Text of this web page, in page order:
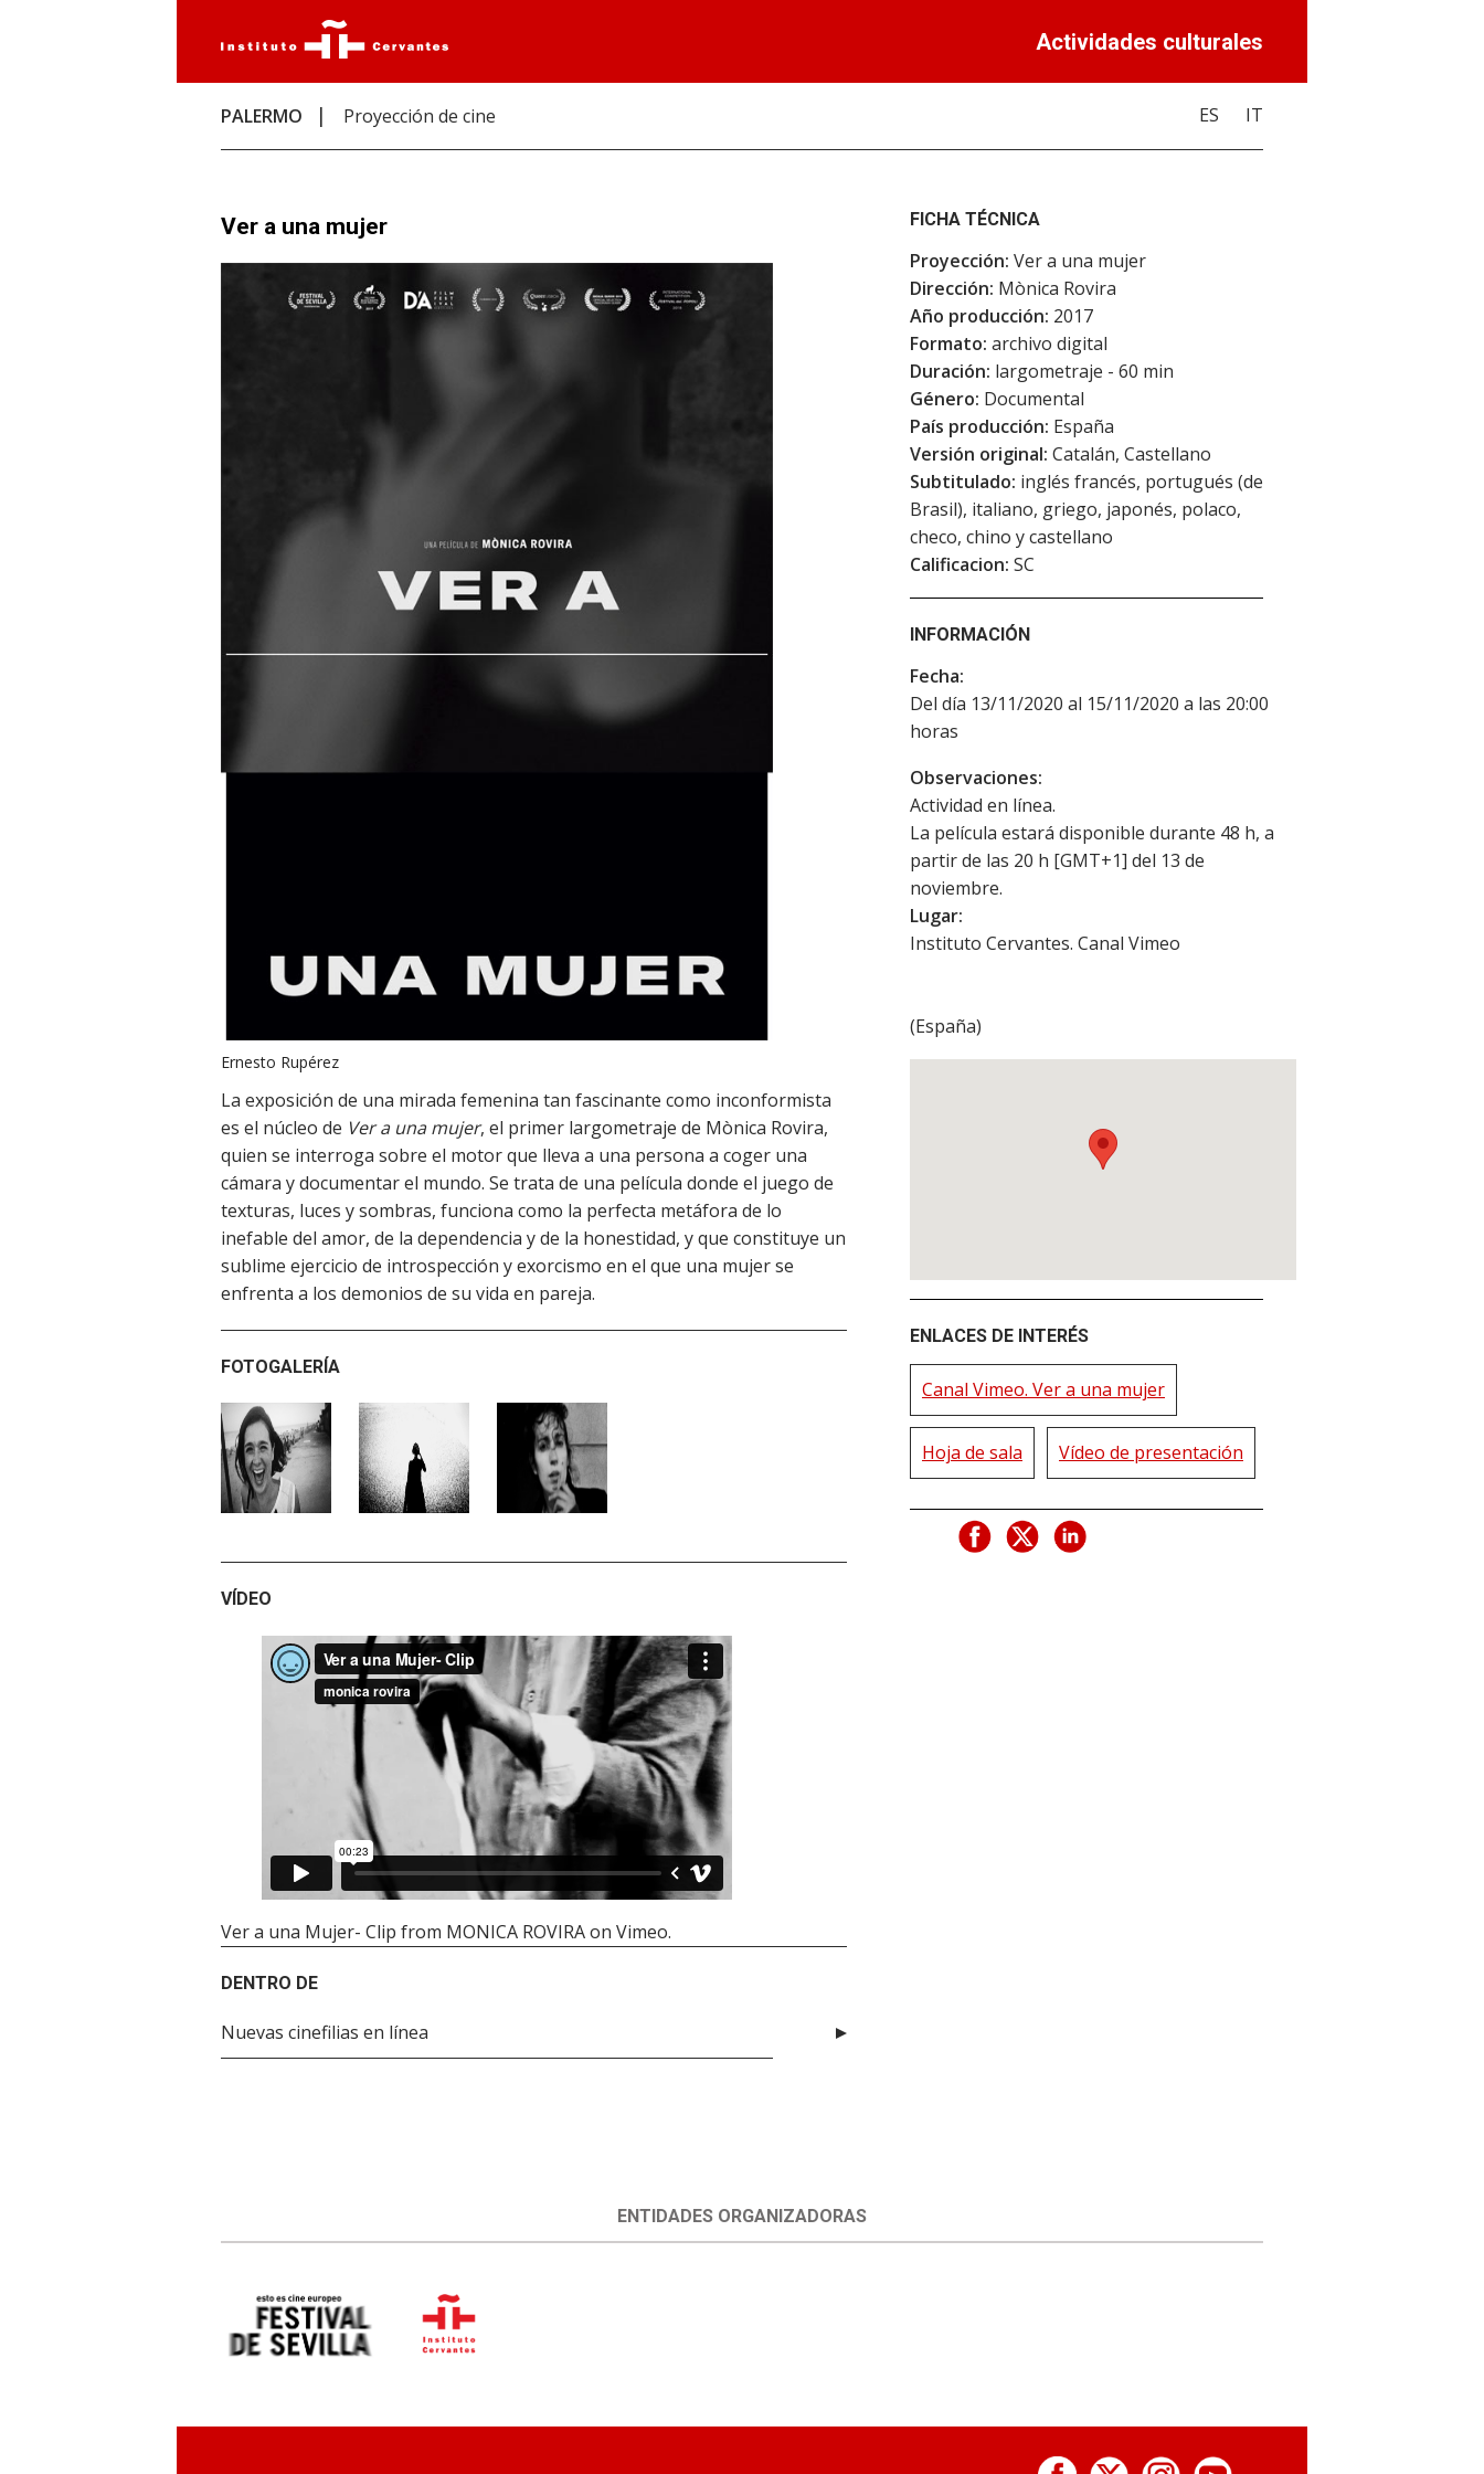
Actividades culturales
PALERMO Proyección de cine ES IT
Ver a una mujer
Ernesto Rupérez
La exposición de una mirada femenina tan fascinante como inconformista
es el núcleo de Ver a una mujer, el primer largometraje de Mònica Rovira,
quien se interroga sobre el motor que lleva a una persona a coger una
cámara y documentar el mundo. Se trata de una película donde el juego de
texturas, luces y sombras, funciona como la perfecta metáfora de lo
inefable del amor, de la dependencia y de la honestidad, y que constituye un
sublime ejercicio de introspección y exorcismo en el que una mujer se
enfrenta a los demonios de su vida en pareja.
FOTOGALERÍA
VÍDEO
Ver a una Mujer- Clip from MONICA ROVIRAon Vimeo.
DENTRO DE
Nuevas cinefilias en línea
FICHA TÉCNICA
Proyección: Ver a una mujer
Dirección: Mònica Rovira
Año producción: 2017
Formato: archivo digital
Duración: largometraje - 60 min
Género: Documental
País producción: España
Versión original: Catalán, Castellano
Subtitulado: inglés francés, portugués (de
Brasil), italiano, griego, japonés, polaco,
checo, chino y castellano
Calificacion: SC
INFORMACIÓN
Fecha:
Del día 13/11/2020 al 15/11/2020 a las 20:00
horas
Observaciones:
Actividad en línea.
La película estará disponible durante 48 h, a
partir de las 20 h [GMT+1] del 13 de
noviembre.
Lugar:
Instituto Cervantes. Canal Vimeo
(España)
ENLACES DE INTERÉS
Canal Vimeo. Ver a una mujer
Hoja de sala Vídeo de presentación
ENTIDADES ORGANIZADORAS